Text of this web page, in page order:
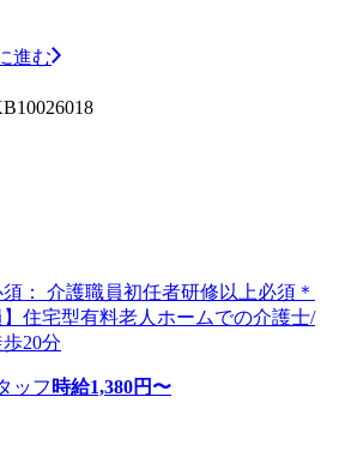
進む
須： 介護職員初任者研修以上必須＊
住宅型有料老人ホームでの介護士/
20分
ッフ 時給1,380円〜